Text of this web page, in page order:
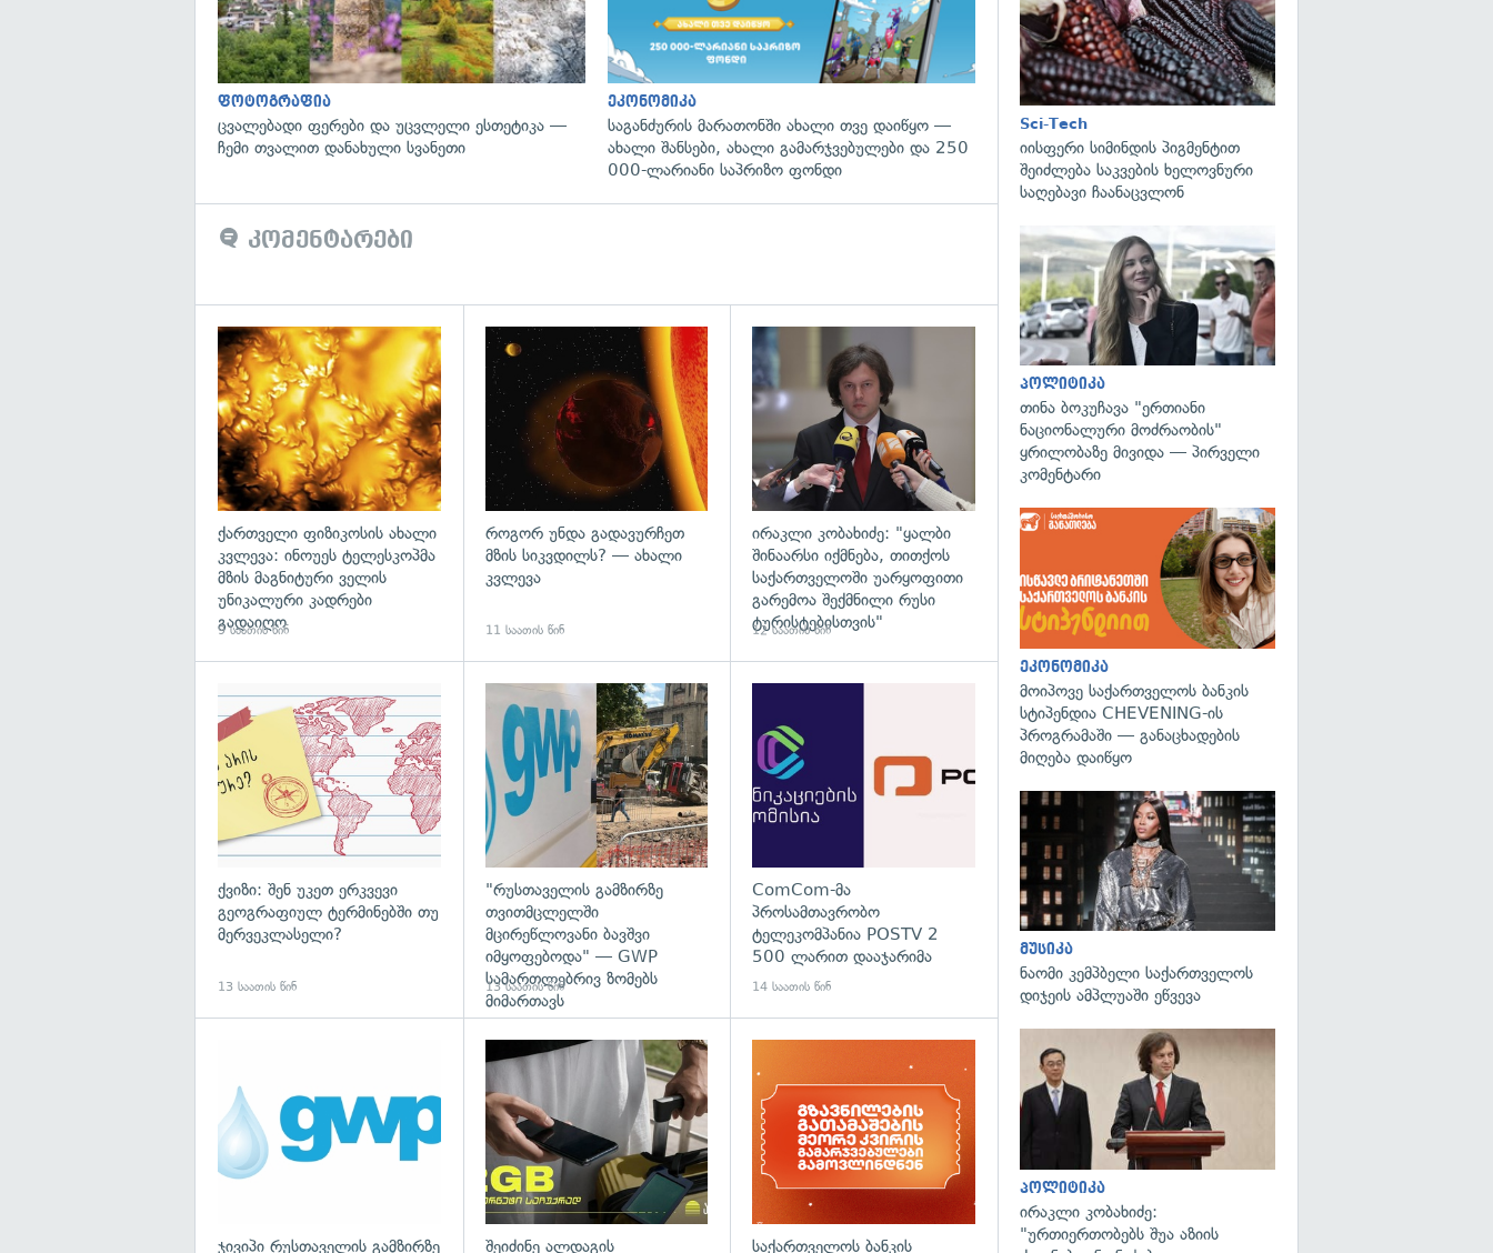
ფოტოგრაფია
ცვალებადი ფერები და უცვლელი ესთეტიკა —
ჩემი თვალით დანახული სვანეთი
ეკონომიკა
საგანძურის მარათონში ახალი თვე დაიწყო —
ახალი შანსები, ახალი გამარჯვებულები და 250
000-ლარიანი საპრიზო ფონდი
კომენტარები
გადახედვა
ქართველი ფიზიკოსის ახალი
კვლევა: ინოუეს ტელესკოპმა
მზის მაგნიტური ველის
უნიკალური კადრები
გადაიღო
9 საათის წინ
გადახედვა
როგორ უნდა გადავურჩეთ
მზის სიკვდილს? — ახალი
კვლევა
11 საათის წინ
გადახედვა
ირაკლი კობახიძე: "ყალბი
შინაარსი იქმნება, თითქოს
საქართველოში უარყოფითი
გარემოა შექმნილი რუსი
ტურისტებისთვის"
12 საათის წინ
ქვიზი: შენ უკეთ ერკვევი
გეოგრაფიულ ტერმინებში თუ
მერვეკლასელი?
13 საათის წინ
"რუსთაველის გამზირზე
თვითმცლელში
მცირეწლოვანი ბავშვი
იმყოფებოდა" — GWP
სამართლებრივ ზომებს
მიმართავს
13 საათის წინ
გადახედვა
ComCom-მა
პროსამთავრობო
ტელეკომპანია POSTV 2
500 ლარით დააჯარიმა
14 საათის წინ
ჯივიპი რუსთაველის გამზირზე შეიძინე ალდაგის საქართველოს ბანკის
Sci-Tech
იისფერი სიმინდის პიგმენტით
შეიძლება საკვების ხელოვნური
საღებავი ჩაანაცვლონ
პოლიტიკა
თინა ბოკუჩავა "ერთიანი
ნაციონალური მოძრაობის"
ყრილობაზე მივიდა — პირველი
კომენტარი
ეკონომიკა
მოიპოვე საქართველოს ბანკის
სტიპენდია CHEVENING-ის
პროგრამაში — განაცხადების
მიღება დაიწყო
მუსიკა
ნაომი კემპბელი საქართველოს
დიჯეის ამპლუაში ეწვევა
პოლიტიკა
ირაკლი კობახიძე:
"ურთიერთობებს შუა აზიის